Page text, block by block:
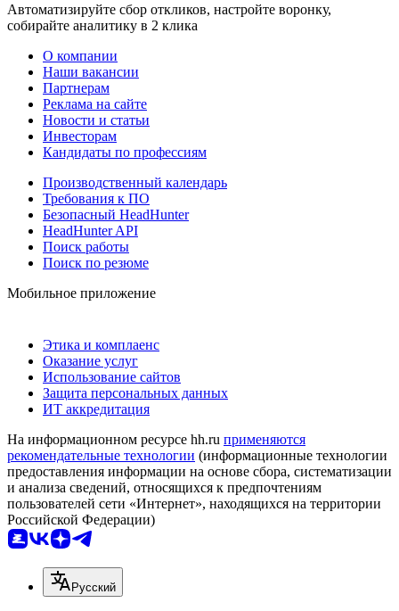
Автоматизируйте сбор откликов, настройте воронку,
собирайте аналитику в 2 клика
О компании
Наши вакансии
Партнерам
Реклама на сайте
Новости и статьи
Инвесторам
Кандидаты по профессиям
Производственный календарь
Требования к ПО
Безопасный HeadHunter
HeadHunter API
Поиск работы
Поиск по резюме
Мобильное приложение
Этика и комплаенс
Оказание услуг
Использование сайтов
Защита персональных данных
ИТ аккредитация
На информационном ресурсе hh.ru применяются
рекомендательные технологии (информационные технологии
предоставления информации на основе сбора, систематизации
и анализа сведений, относящихся к предпочтениям
пользователей сети «Интернет», находящихся на территории
Российской Федерации)
Русский